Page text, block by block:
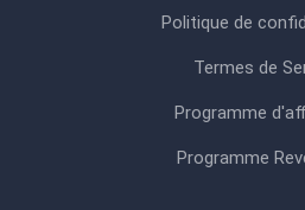
Politique de
Termes de
Programme
Programme